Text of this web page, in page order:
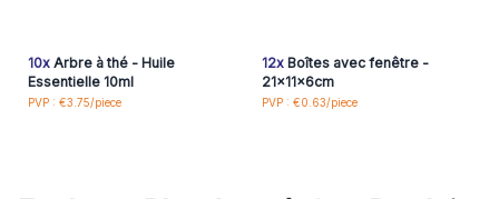
10xArbre à thé - Huile
Essentielle 10ml
PVP : €3.75/piece
12xBoîtes avec fenêtre -
21x11x6cm
PVP : €0.63/piece